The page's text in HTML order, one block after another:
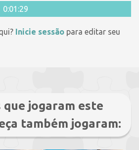
0:01:29
Inicie sessão para editar seu
que jogaram este
também jogaram: